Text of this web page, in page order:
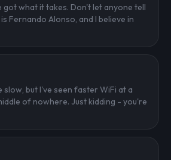
got what it takes. Don't let anyone tell
Fernando Alonso, and I believe in
slow, but I've seen faster WiFi at a
of nowhere. Just kidding - you're